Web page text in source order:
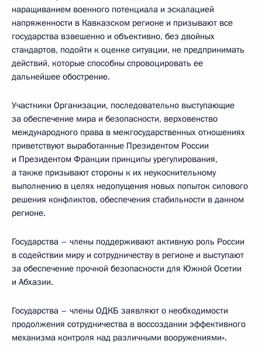
наращиванием военного потенциала и эскалацией
напряженности в Кавказском регионе и призывают все
государства взвешенно и объективно, без двойных
стандартов, подойти к оценке ситуации, не предпринимать
действий, которые способны спровоцировать ее
дальнейшее обострение.
Участники Организации, последовательно выступающие
за обеспечение мира и безопасности, верховенство
международного права в межгосударственных отношениях
приветствуют выработанные Президентом России
и Президентом Франции принципы урегулирования,
а также призывают стороны к их неукоснительному
выполнению в целях недопущения новых попыток силового
решения конфликтов, обеспечения стабильности в данном
регионе.
Государства – члены поддерживают активную роль России
в содействии миру и сотрудничеству в регионе и выступают
за обеспечение прочной безопасности для Южной Осетии
и Абхазии.
Государства – члены ОДКБ заявляют о необходимости
продолжения сотрудничества в воссоздании эффективного
механизма контроля над различными вооружениями».